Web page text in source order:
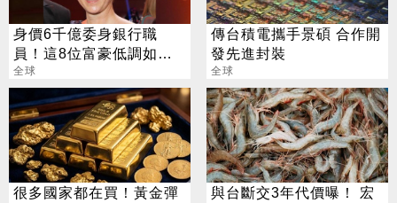
身價6千億委身銀行職
員！這8位富豪低調如普
通人
全球
傳台積電攜手景碩 合作開
發先進封裝
全球
很多國家都在買！黃金彈
與台斷交3年代價曝！ 宏